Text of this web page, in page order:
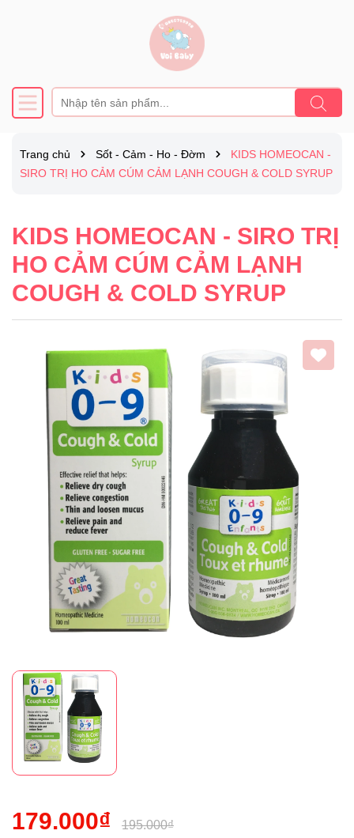
Trang chủ Sốt - Cảm - Ho - Đờm
KIDS HOMEOCAN -
SIRO TRỊ HO CẢM CÚM CẢM LẠNH COUGH & COLD SYRUP
KIDS HOMEOCAN - SIRO TRỊ
HO CẢM CÚM CẢM LẠNH
COUGH & COLD SYRUP
179.000₫ 195.000₫
Mã giảm giá:
Ngày hết hạn: